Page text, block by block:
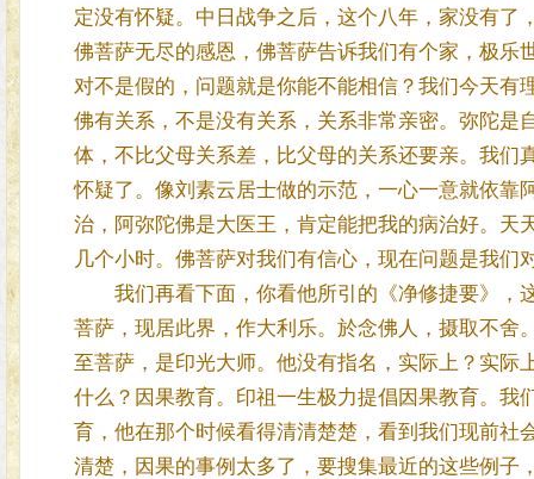
定没有怀疑。中日战争之后，这个八年，家没有
佛菩萨无尽的感恩，佛菩萨告诉我们有个家，极乐
对不是假的，问题就是你能不能相信？我们今天有
佛有关系，不是没有关系，关系非常亲密。弥陀是
体，不比父母关系差，比父母的关系还要亲。我们
怀疑了。像刘素云居士做的示范，一心一意就依靠
治，阿弥陀佛是大医王，肯定能把我的病治好。天
几个小时。佛菩萨对我们有信心，现在问题是我
我们再看下面，你看他所引的《净修捷要》，
菩萨，现居此界，作大利乐。於念佛人，摄取不舍
至菩萨，是印光大师。他没有指名，实际上？实际
什么？因果教育。印祖一生极力提倡因果教育。我
育，他在那个时候看得清清楚楚，看到我们现前社
清楚，因果的事例太多了，要搜集最近的这些例子